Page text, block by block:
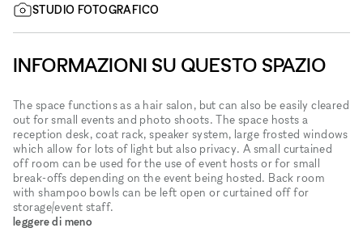
STUDIO FOTOGRAFICO
INFORMAZIONI SU QUESTO SPAZIO
The space functions as a hair salon, but can also be easily cleared
out for small events and photo shoots. The space hosts a
reception desk, coat rack, speaker system, large frosted windows
which allow for lots of light but also privacy. A small curtained
off room can be used for the use of event hosts or for small
break-offs depending on the event being hosted. Back room
with shampoo bowls can be left open or curtained off for
storage/event staff.
leggere di meno